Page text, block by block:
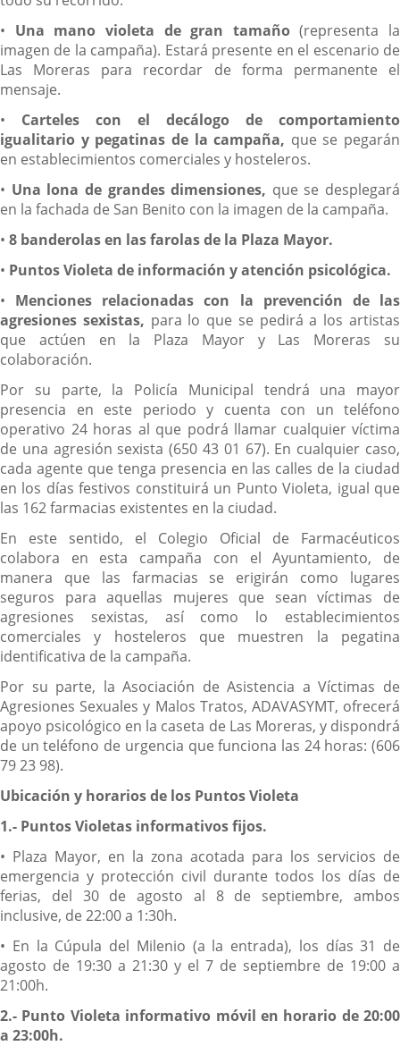
• Una mano violeta de gran tamaño(representa la
imagen de la campaña). Estará presente en el escenario de
Las Moreras para recordar de forma permanente el
mensaje.
• Carteles con el decálogo de comportamiento
igualitario y pegatinas de la campaña, que se pegarán
en establecimientos comerciales y hosteleros.
• Una lona de grandes dimensiones, que se desplegará
en la fachada de San Benito con la imagen de la campaña.
• 8 banderolas en las farolas de la Plaza Mayor.
• Puntos Violeta de información y atención psicológica.
• Menciones relacionadas con la prevención de las
agresiones sexistas, para lo que se pedirá a los artistas
que actúen en la Plaza Mayor y Las Moreras su
colaboración.
Por su parte, la Policía Municipal tendrá una mayor
presencia en este periodo y cuenta con un teléfono
operativo 24 horas al que podrá llamar cualquier víctima
de una agresión sexista (650 43 01 67). En cualquier caso,
cada agente que tenga presencia en las calles de la ciudad
en los días festivos constituirá un Punto Violeta, igual que
las 162 farmacias existentes en la ciudad.
En este sentido, el Colegio Oficial de Farmacéuticos
colabora en esta campaña con el Ayuntamiento, de
manera que las farmacias se erigirán como lugares
seguros para aquellas mujeres que sean víctimas de
agresiones sexistas, así como lo establecimientos
comerciales y hosteleros que muestren la pegatina
identificativa de la campaña.
Por su parte, la Asociación de Asistencia a Víctimas de
Agresiones Sexuales y Malos Tratos, ADAVASYMT, ofrecerá
apoyo psicológico en la caseta de Las Moreras, y dispondrá
de un teléfono de urgencia que funciona las 24 horas: (606
79 23 98).
Ubicación y horarios de los Puntos Violeta
1.- Puntos Violetas informativos fijos.
• Plaza Mayor, en la zona acotada para los servicios de
emergencia y protección civil durante todos los días de
ferias, del 30 de agosto al 8 de septiembre, ambos
inclusive, de 22:00 a 1:30h.
• En la Cúpula del Milenio (a la entrada), los días 31 de
agosto de 19:30 a 21:30 y el 7 de septiembre de 19:00 a
21:00h.
2.- Punto Violeta informativo móvil en horario de 20:00
a 23:00h.